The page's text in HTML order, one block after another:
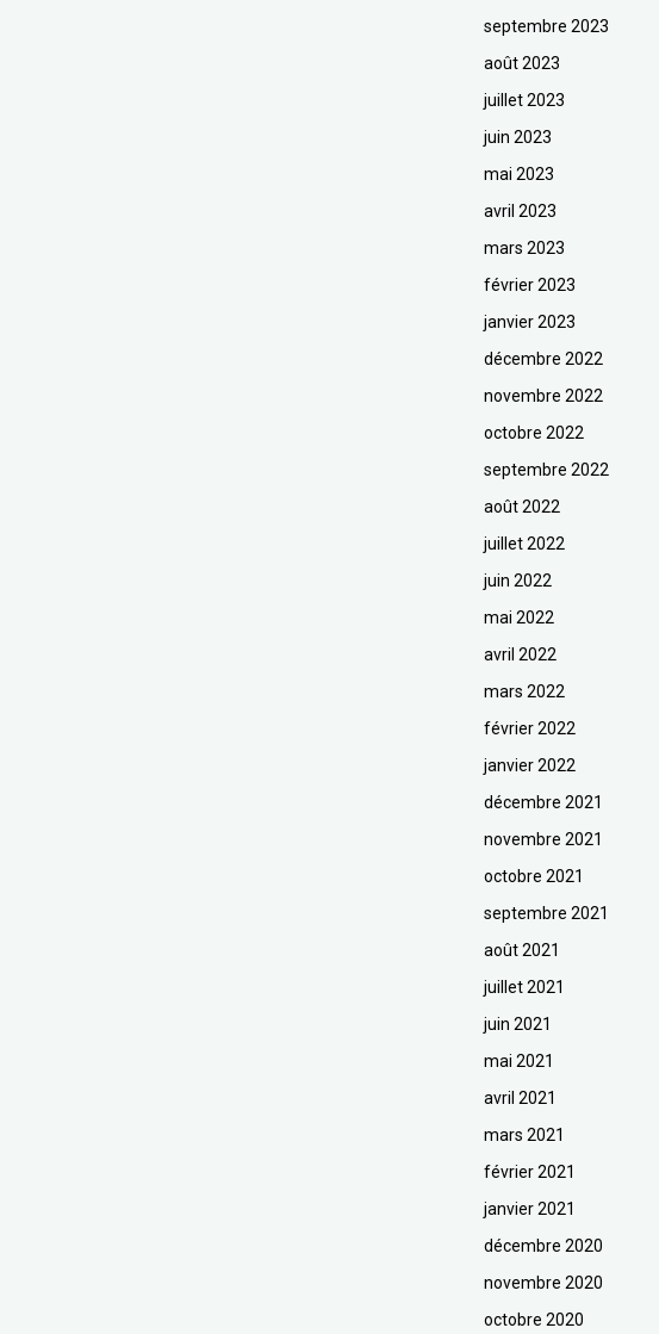
septembre 2023
août 2023
juillet 2023
juin 2023
mai 2023
avril 2023
mars 2023
février 2023
janvier 2023
décembre 2022
novembre 2022
octobre 2022
septembre 2022
août 2022
juillet 2022
juin 2022
mai 2022
avril 2022
mars 2022
février 2022
janvier 2022
décembre 2021
novembre 2021
octobre 2021
septembre 2021
août 2021
juillet 2021
juin 2021
mai 2021
avril 2021
mars 2021
février 2021
janvier 2021
décembre 2020
novembre 2020
octobre 2020